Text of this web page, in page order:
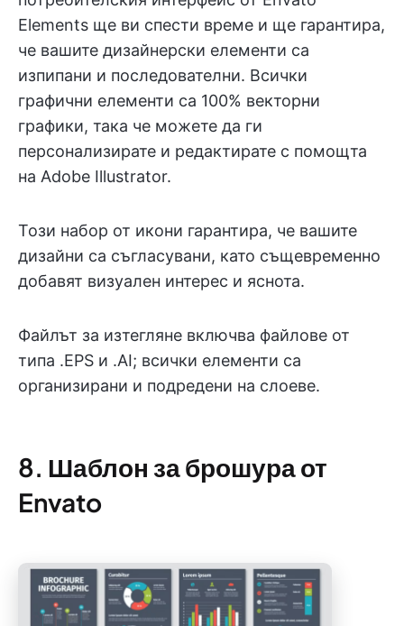
Elements ще ви спести време и ще гарантира,
че вашите дизайнерски елементи са
изпипани и последователни. Всички
графични елементи са 100% векторни
графики, така че можете да ги
персонализирате и редактирате с помощта
на Adobe Illustrator.
Този набор от икони гарантира, че вашите
дизайни са съгласувани, като същевременно
добавят визуален интерес и яснота.
Файлът за изтегляне включва файлове от
типа .EPS и .AI; всички елементи са
организирани и подредени на слоеве.
8. Шаблон за брошура от
Envato